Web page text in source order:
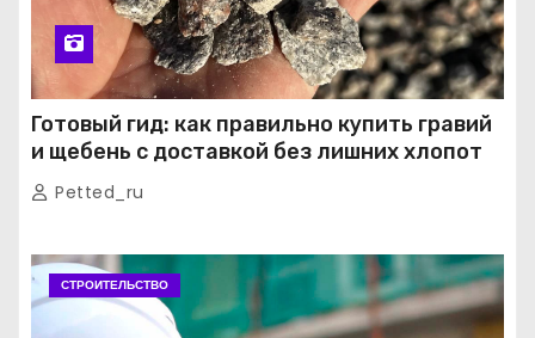
Готовый гид: как правильно купить гравий
и щебень с доставкой без лишних хлопот
Petted_ru
СТРОИТЕЛЬСТВО